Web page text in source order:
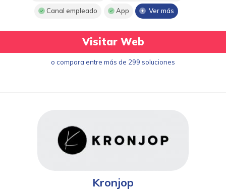
Canal empleado App Ver más
Visitar Web
o compara entre más de 299 soluciones
Kronjop